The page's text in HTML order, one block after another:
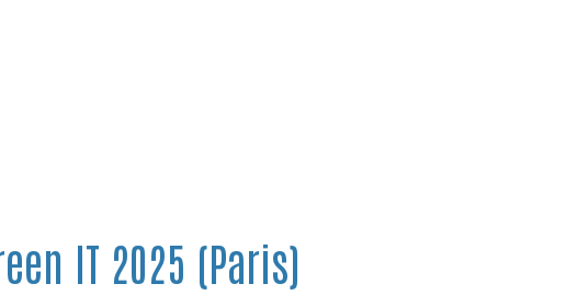
IT 2025 (Paris)